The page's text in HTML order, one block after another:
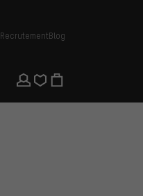
RecrutementBlog